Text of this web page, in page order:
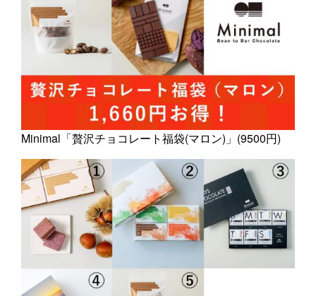
Minimal「贅沢チョコレート福袋(マロン)」(9500円)